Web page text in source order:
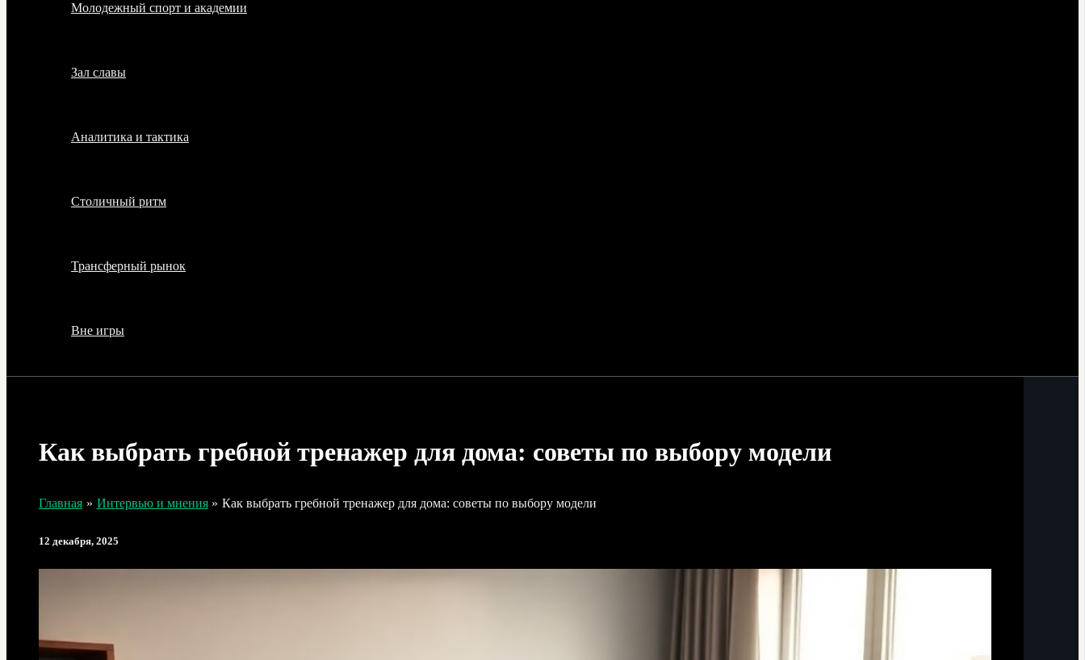
Молодежный спорт и академии
Зал славы
Аналитика и тактика
Столичный ритм
Трансферный рынок
Вне игры
Как выбрать гребной тренажер для дома: советы по выбору модели
Главная Интервью и мнения Как выбрать гребной тренажер для дома: советы по выбору модели
12 декабря, 2025